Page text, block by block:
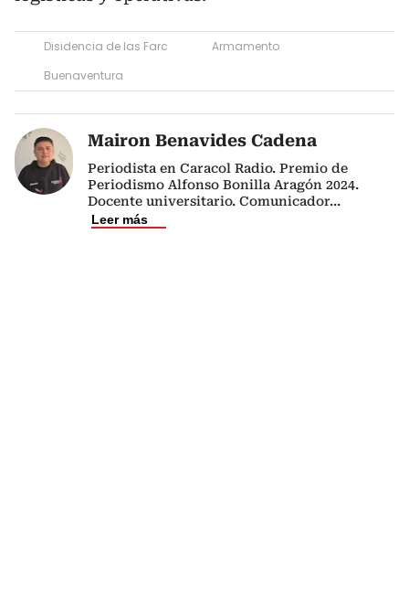
Disidencia de las Farc
Armamento
Buenaventura
Mairon Benavides Cadena
Periodista en Caracol Radio. Premio de
Periodismo Alfonso Bonilla Aragón 2024.
Docente universitario. Comunicador...
Leer más